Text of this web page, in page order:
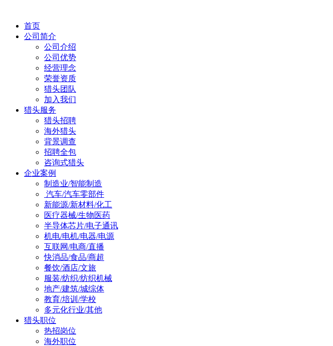
首页
公司简介
公司介绍
公司优势
经营理念
荣誉资质
猎头团队
加入我们
猎头服务
猎头招聘
海外猎头
背景调查
招聘全包
咨询式猎头
企业案例
制造业/智能制造
汽车/汽车零部件
新能源/新材料/化工
医疗器械/生物医药
半导体芯片/电子通讯
机电/电机/电器/电源
互联网/电商/直播
快消品/食品/商超
餐饮/酒店/文旅
服装/纺织/纺织机械
地产/建筑/城综体
教育/培训/学校
多元化行业/其他
猎头职位
热招岗位
海外职位